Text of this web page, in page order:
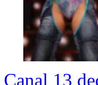
Canal 13